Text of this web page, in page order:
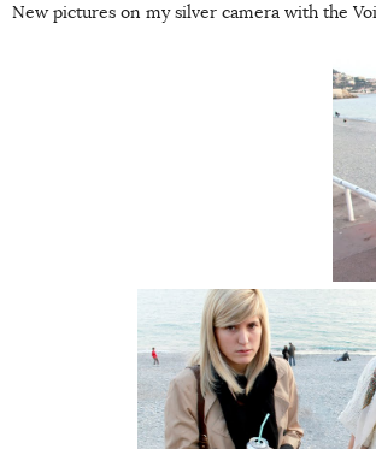
New pictures on my silver camera with the